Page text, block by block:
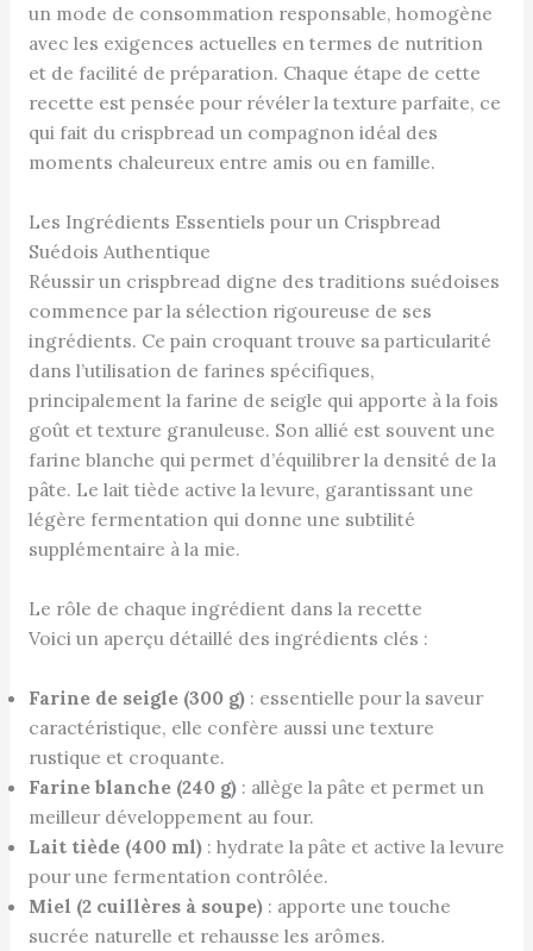
un mode de consommation responsable, homogène
avec les exigences actuelles en termes de nutrition
et de facilité de préparation. Chaque étape de cette
recette est pensée pour révéler la texture parfaite, ce
qui fait du crispbread un compagnon idéal des
moments chaleureux entre amis ou en famille.
Les Ingrédients Essentiels pour un Crispbread
Suédois Authentique
Réussir un crispbread digne des traditions suédoises
commence par la sélection rigoureuse de ses
ingrédients. Ce pain croquant trouve sa particularité
dans l’utilisation de farines spécifiques,
principalement la farine de seigle qui apporte à la fois
goût et texture granuleuse. Son allié est souvent une
farine blanche qui permet d’équilibrer la densité de la
pâte. Le lait tiède active la levure, garantissant une
légère fermentation qui donne une subtilité
supplémentaire à la mie.
Le rôle de chaque ingrédient dans la recette
Voici un aperçu détaillé des ingrédients clés :
Farine de seigle (300 g): essentielle pour la saveur
caractéristique, elle confère aussi une texture
rustique et croquante.
Farine blanche (240 g): allège la pâte et permet un
meilleur développement au four.
Lait tiède (400 ml): hydrate la pâte et active la levure
pour une fermentation contrôlée.
Miel (2 cuillères à soupe): apporte une touche
sucrée naturelle et rehausse les arômes.